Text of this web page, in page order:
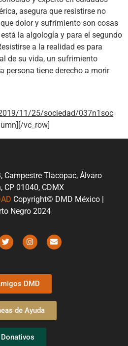
asegura que resistirse no
dolor y sufrimiento son cosas
la algología y para el segundo
a la realidad es para
de su vida, un sufrimiento
persona tiene derecho a morir
11/25/sociedad/037n1soc
vc_row]
Campestre Tlacopac, Álvaro
CP 01040, CDMX
Copyright© DMD México |
Negro 2024
DMD
de Ayuda
Donativos